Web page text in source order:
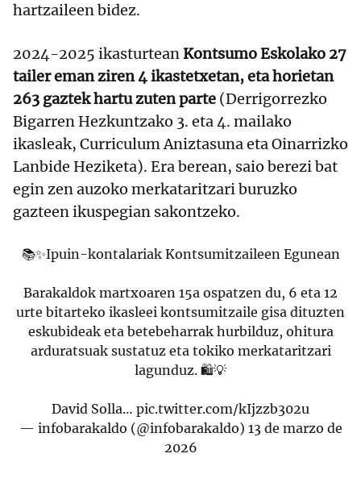
hartzaileen bidez.
2024-2025 ikasturteanKontsumo Eskolako 27
tailer eman ziren 4 ikastetxetan, eta horietan
263 gaztek hartu zuten parte (Derrigorrezko
Bigarren Hezkuntzako 3. eta 4. mailako
ikasleak, Curriculum Aniztasuna eta Oinarrizko
Lanbide Heziketa). Era berean, saio berezi bat
egin zen auzoko merkataritzari buruzko
gazteen ikuspegian sakontzeko.
📚✨Ipuin-kontalariak Kontsumitzaileen Egunean
Barakaldok martxoaren 15a ospatzen du, 6 eta 12
urte bitarteko ikasleei kontsumitzaile gisa dituzten
eskubideak eta betebeharrak hurbilduz, ohitura
arduratsuak sustatuz eta tokiko merkataritzari
lagunduz. 🛍️💡
David Solla… pic.twitter.com/kIjzzb302u
— infobarakaldo (@infobarakaldo) 13 de marzo de
2026